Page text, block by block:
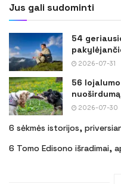
Jus gali sudominti
54
2026-07-31
56
2026-07-30
6 sėkmės istorijos,
6 Tomo Edisono išradimai,